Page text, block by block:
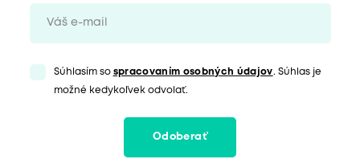
Súhlasím so spracovaním osobných údajov. Súhlas je
možné kedykoľvek odvolať.
Odoberať